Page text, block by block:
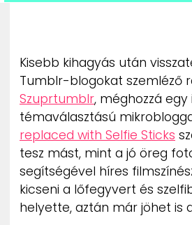
UTCA
ZENE
MÉDIAAJÁNLAT
IMPRESSZUM
PR-ARCHÍVUM
ADATKEZELÉSI
Kisebb kihagyás után
Tumblr-blogokat szemléző
Szuprtumblr, méghozzá egy
témaválasztású
replaced with Selfie Sticks
tesz mást, mint a jó öreg
segítségével híres
kicseni a lőfegyvert és
helyette, aztán már jöhet is a